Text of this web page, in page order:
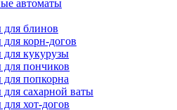
автоматы
блинов
корн-догов
кукурузы
пончиков
попкорна
сахарной ваты
хот-догов